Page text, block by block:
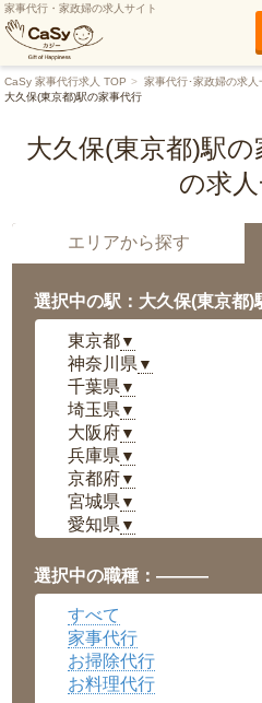
家事代行・家政婦の求人サイト
CaSy 家事代行求人 TOP 家事代行･家政婦の求人
大久保(東京都)駅の家事代行
大久保(東京都)駅
の求
エリアから探す
選択中の駅：大久保(東京都)
東京都▼
神奈川県 ▼
千葉県 ▼
埼玉県 ▼
大阪府▼
兵庫県 ▼
京都府▼
宮城県 ▼
愛知県 ▼
岡山県▼
広島県▼
沖縄県
選択中の職種：———
すべて
家事代行
お掃除代行
お料理代行